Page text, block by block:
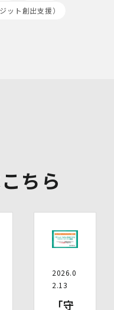
す。当社は、
り、利用者様の利用
別情報を使用して、
歴情報に基づいて広
る個人情報と第三者
らの情報を広告配信
ん。
目的の通知・開示・
止・消去、第三者へ
示（以下「開示等」
ット創出支援）
ちら
2026.0
2.13
「守